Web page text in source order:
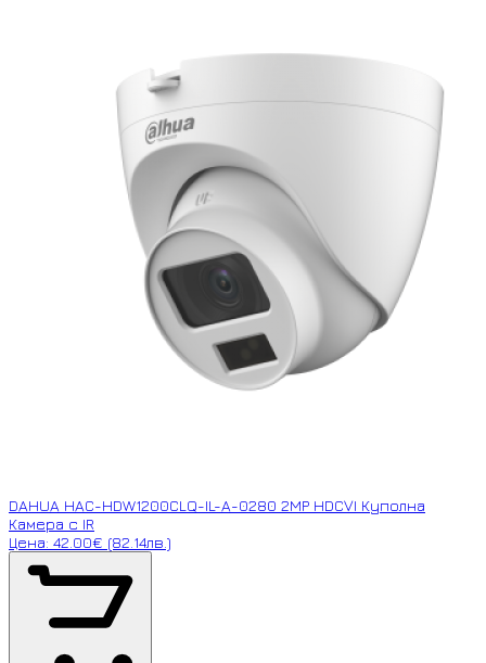
DAHUA HAC-HDW1200CLQ-IL-A-0280 2MP HDCVI Куполна
Камера с IR
Цена: 42.00€ (82.14лв.)